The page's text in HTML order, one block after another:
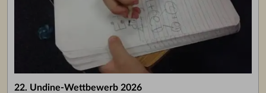
22. Undine-Wettbewerb 2026